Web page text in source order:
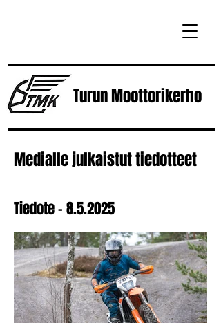
TurunMoottorikerho
Medialle julkaistut tiedotteet
Tiedote - 8.5.2025